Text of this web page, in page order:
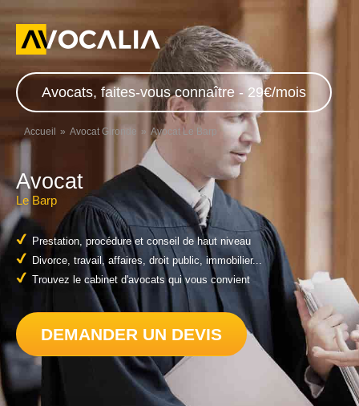
Avocats, faites-vous connaître - 29€/mois
Accueil Avocat Gironde Avocat Le Barp
Avocat
Le Barp
Prestation, procédure et conseil de haut niveau
Divorce, travail, affaires, droit public, immobilier...
Trouvez le cabinet d'avocats qui vous convient
DEMANDER UN DEVIS